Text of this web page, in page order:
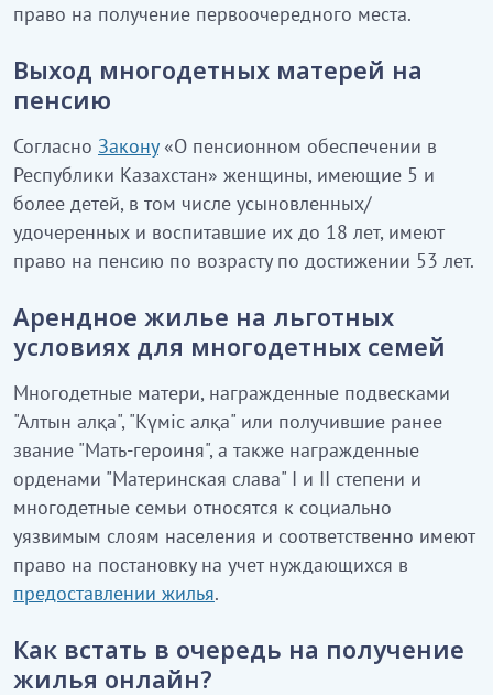
право на получение первоочередного места.
Выход многодетных матерей на
пенсию
Согласно Закону«О пенсионном обеспечении в
Республики Казахстан» женщины, имеющие 5 и
более детей, в том числе усыновленных/
удочеренных и воспитавшие их до 18 лет, имеют
право на пенсию по возрасту по достижении 53 лет.
Арендное жилье на льготных
условиях для многодетных семей
Многодетные матери, награжденные подвесками
"Алтын алқа", "Күміс алқа" или получившие ранее
звание "Мать-героиня", а также награжденные
орденами "Материнская слава" I и II степени и
многодетные семьи относятся к социально
уязвимым слоям населения и соответственно имеют
право на постановку на учет нуждающихся в
предоставлении жилья.
Как встать в очередь на получение
жилья онлайн?